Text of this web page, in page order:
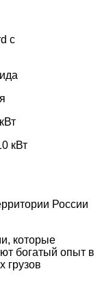
с
кВт
России
которые
богатый опыт в
грузов